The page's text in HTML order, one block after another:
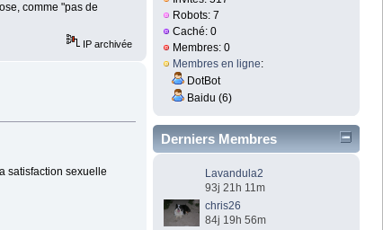
comme "pas de
IP archivée
satisfaction sexuelle
Robots: 7
Caché: 0
Membres: 0
Membres en ligne:
DotBot
Baidu (6)
Derniers Membres
Lavandula2
93j 21h 11m
chris26
84j 19h 56m